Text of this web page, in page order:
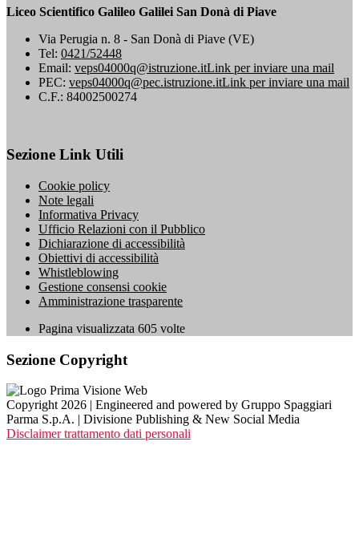
Liceo Scientifico Galileo Galilei San Donà di Piave
Via Perugia n. 8 - San Donà di Piave (VE)
Tel: 0421/52448
Email: veps04000q@istruzione.itLink per inviare una mail
PEC: veps04000q@pec.istruzione.itLink per inviare una mail
C.F.: 84002500274
Sezione Link Utili
Cookie policy
Note legali
Informativa Privacy
Ufficio Relazioni con il Pubblico
Dichiarazione di accessibilità
Obiettivi di accessibilità
Whistleblowing
Gestione consensi cookie
Amministrazione trasparente
Pagina visualizzata 605 volte
Sezione Copyright
Copyright 2026 | Engineered and powered by Gruppo Spaggiari
Parma S.p.A. | Divisione Publishing & New Social Media
Disclaimer trattamento dati personali